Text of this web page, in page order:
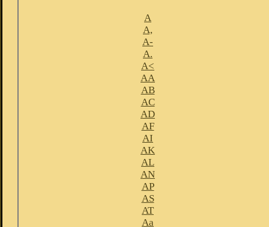
A
A,
A-
A.
A<
AA
AB
AC
AD
AF
AI
AK
AL
AN
AP
AS
AT
Aa